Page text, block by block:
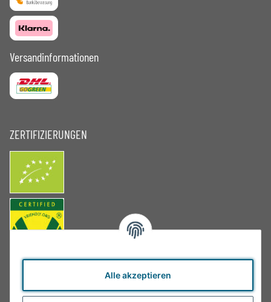
Alle akzeptieren
Versandinformationen
ZERTIFIZIERUNGEN